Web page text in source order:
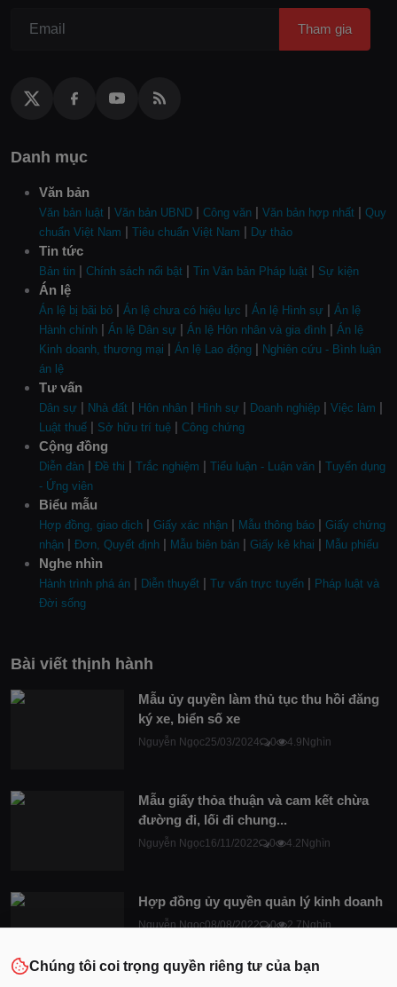
Tham gia
Danh mục
Văn bản
Văn bản luật | Văn bản UBND | Công văn | Văn bản hợp nhất | Quy
chuẩn Việt Nam | Tiêu chuẩn Việt Nam | Dự thảo
Tin tức
Bản tin | Chính sách nổi bật | Tin Văn bản Pháp luật | Sự kiện
Án lệ
Án lệ bị bãi bỏ | Án lệ chưa có hiệu lực | Án lệ Hình sự | Án lệ
Hành chính | Án lệ Dân sự | Án lệ Hôn nhân và gia đình | Án lệ
Kinh doanh, thương mại | Án lệ Lao động | Nghiên cứu - Bình luận
án lệ
Tư vấn
Dân sự | Nhà đất | Hôn nhân | Hình sự | Doanh nghiệp | Việc làm |
Luật thuế | Sở hữu trí tuệ | Công chứng
Cộng đồng
Diễn đàn | Đề thi | Trắc nghiệm | Tiểu luận - Luận văn | Tuyển dụng
- Ứng viên
Biểu mẫu
Hợp đồng, giao dịch | Giấy xác nhận | Mẫu thông báo | Giấy chứng
nhận | Đơn, Quyết định | Mẫu biên bản | Giấy kê khai | Mẫu phiếu
Nghe nhìn
Hành trình phá án | Diễn thuyết | Tư vấn trực tuyến | Pháp luật và
Đời sống
Bài viết thịnh hành
Mẫu ủy quyền làm thủ tục thu hồi đăng
ký xe, biển số xe
Nguyễn Ngọc25/03/2024 0 4.9Nghìn
Mẫu giấy thỏa thuận và cam kết chừa
đường đi, lối đi chung...
Nguyễn Ngọc16/11/2022 0 4.2Nghìn
Hợp đồng ủy quyền quản lý kinh doanh
Nguyễn Ngọc08/08/2022 0 2.7Nghìn
Chúng tôi coi trọng quyền riêng tư của bạn